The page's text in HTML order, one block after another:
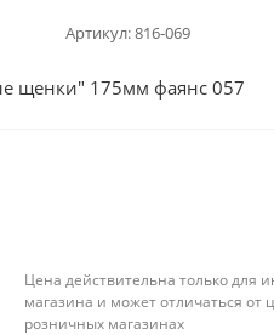
Артикул:816-069
щенки" 175мм фаянс 057
Цена действительна только для
магазина и может отличаться от
розничных магазинах